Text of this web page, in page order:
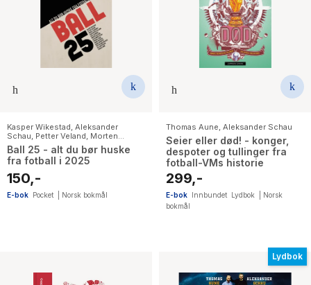
Kasper Wikestad Aleksander
Schau Petter Veland Morten
Galåsen, Runar Skrøvset ,
Thore
Haugstad , Christopher Hylland,
Simen V. Gonsholt,Pål Karstensen
Emanuel Rosu
Geir Jacobsen
Ball 25 - alt du bør huske
fra fotball i 2025
150,-
E-bok Pocket Norsk bokmål
Thomas Aune Aleksander Schau
Seier eller død! - konger,
despoter og tullinger fra
fotball-VMs historie
299,-
E-bok Innbundet Lydbok
Norsk
bokmål
Lydbok